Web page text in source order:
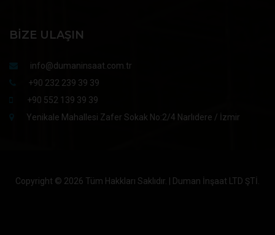
BIZE ULAŞIN
info@dumaninsaat.com.tr
+90 232 239 39 39
+90 552 139 39 39
Yenikale Mahallesi Zafer Sokak No:2/4 Narlıdere / İzmir
Copyright © 2026 Tüm Hakkları Saklıdır. | Duman İnşaat LTD ŞTİ.